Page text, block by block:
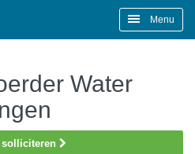
Menu
Water
solliciteren